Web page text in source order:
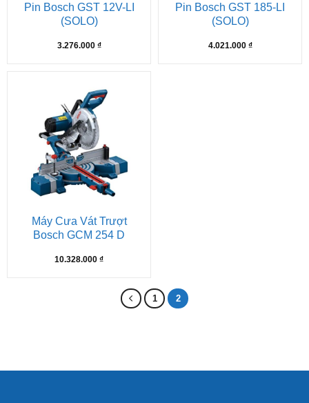
Pin Bosch GST 12V-LI
(SOLO)
3.276.000 ₫
Pin Bosch GST 185-LI
(SOLO)
4.021.000 ₫
Máy Cưa Vát Trượt
Bosch GCM 254 D
10.328.000 ₫
1 2